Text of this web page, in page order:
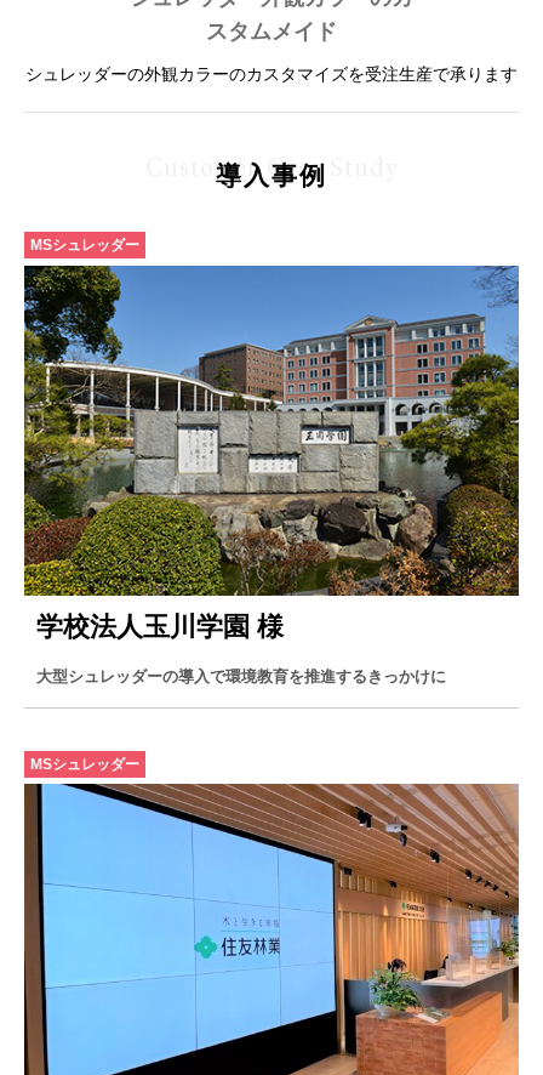
スタムメイド
シュレッダーの外観カラーのカスタマイズを受注生産で承ります
導入事例
Customer Case Study
MSシュレッダー
学校法人玉川学園 様
大型シュレッダーの導入で環境教育を推進するきっかけに
MSシュレッダー